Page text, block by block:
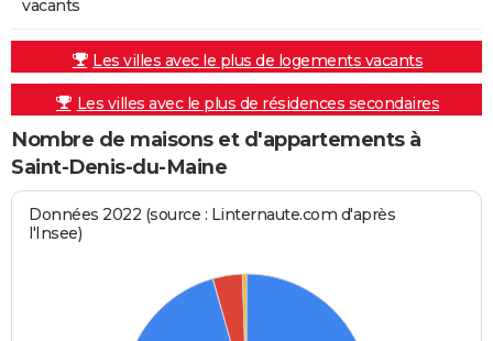
vacants
Les villes avec le plus de logements vacants
Les villes avec le plus de résidences secondaires
Nombre de maisons et d'appartements à
Saint-Denis-du-Maine
Données 2022 (source : Linternaute.com d'après
l'Insee)